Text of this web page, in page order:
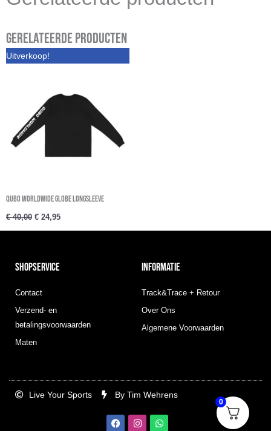
Gerelateerde producten
Uitverkoop!
QUBO Worldwide Globe Longsleeve
€40,00
Oorspronkelijke
prijs
€ 24,95
SHOPSERVICE
Contact
Verzend- en
betalingsvoorwaarden
Maten
INFORMATIE
Track&Trace + Retour
Over Ons
Algemene Voorwaarden
Live Your Sports By Tim Wehrens
F
a
I
n
W
h
0